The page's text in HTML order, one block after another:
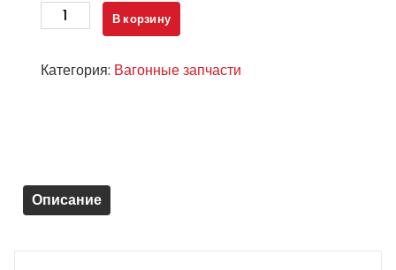
Количество
товара
пара
В корзину
Категория: Вагонные запчасти
Описание